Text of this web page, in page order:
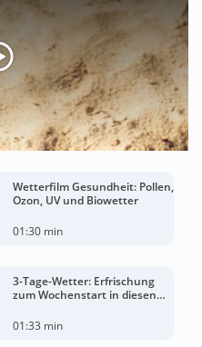
Wetterfilm Gesundheit: Pollen,
Ozon, UV und Biowetter
01:30 min
3-Tage-Wetter: Erfrischung
zum Wochenstart in diesen
01:33 min